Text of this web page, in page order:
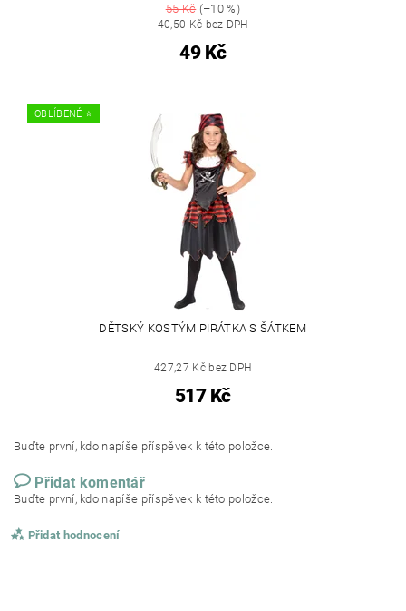
55 Kč(–10 %)
40,50 Kč bez DPH
49 Kč
OBLÍBENÉ ⭐️
DĚTSKÝ KOSTÝM PIRÁTKA S ŠÁTKEM
427,27 Kč bez DPH
517 Kč
Buďte první, kdo napíše příspěvek k této položce.
Přidat komentář
Buďte první, kdo napíše příspěvek k této položce.
Přidat hodnocení